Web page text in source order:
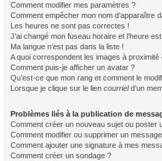
Comment modifier mes paramètres ?
Comment empêcher mon nom d’apparaître
Les heures ne sont pas correctes !
J’ai changé mon fuseau horaire et l’heure
Ma langue n’est pas dans la liste !
A quoi correspondent les images à proximité
Comment puis-je afficher un avatar ?
Qu’est-ce que mon rang et comment le
Lorsque je clique sur le lien courrield’un
Problèmes liés à la publication de
Comment créer un nouveau sujet ou poster
Comment modifier ou supprimer un
Comment ajouter une signature à mes
Comment créer un sondage ?